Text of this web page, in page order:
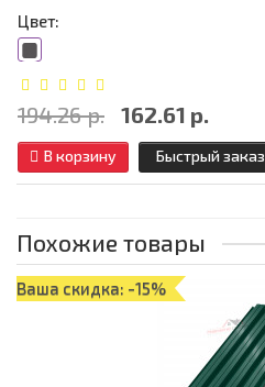
Цвет:
194.26 р. 162.61 р.
В корзину Быстрый заказ
Похожие товары
Ваша скидка: -15%